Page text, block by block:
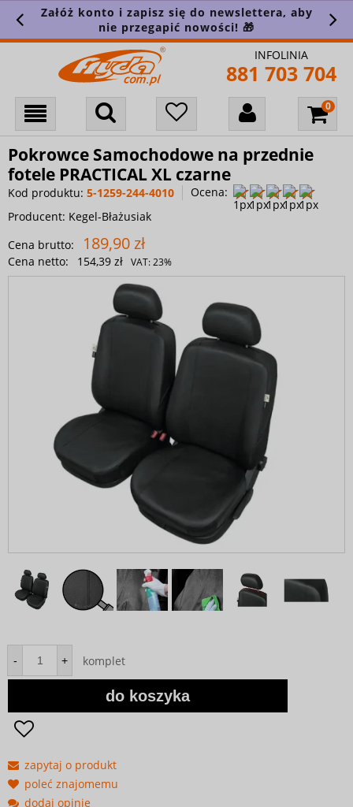
Załóż konto i zapisz się do newslettera, aby
nie przegapić nowości! 🎁
INFOLINIA
881 703 704
Pokrowce Samochodowe na przednie
fotele PRACTICAL XL czarne
Kod produktu: 5-1259-244-4010
Ocena:
Producent: Kegel-Błażusiak
Cena brutto:
189,90 zł
Cena netto: 154,39 zł VAT:23%
- + komplet
do koszyka
zapytaj o produkt
poleć znajomemu
dodaj opinię